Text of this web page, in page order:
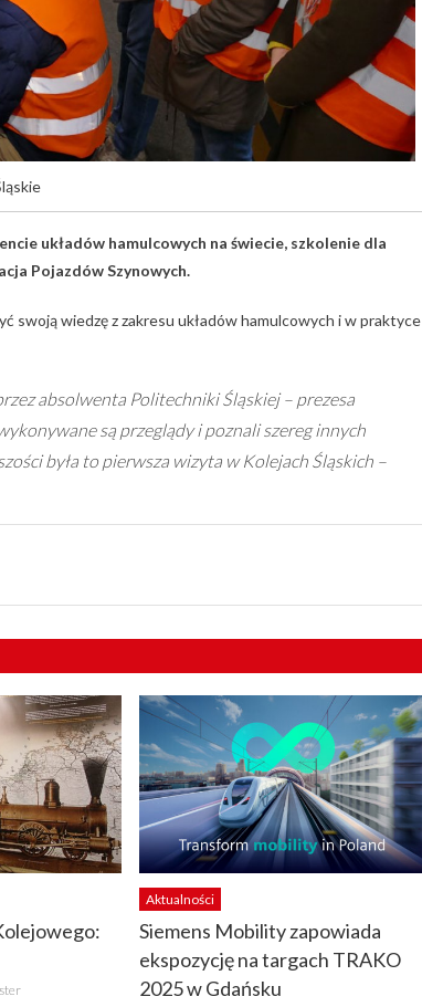
układów hamulcowych na świecie, szkolenie dla
Pojazdów Szynowych.
swoją wiedzę z zakresu układów hamulcowych i w praktyce
absolwenta Politechniki Śląskiej – prezesa
są przeglądy i poznali szereg innych
była to pierwsza wizyta w Kolejach Śląskich –
Aktualności
Siemens Mobility zapowiada
ekspozycję na targach TRAKO
2025 w Gdańsku